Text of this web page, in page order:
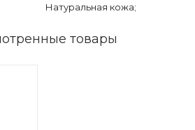
Натуральная кожа;
товары